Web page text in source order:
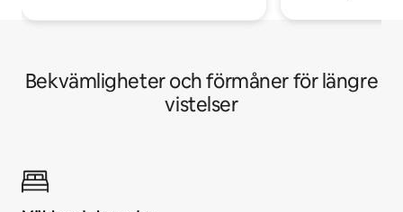
Bekvämligheter och förmåner för längre
vistelser